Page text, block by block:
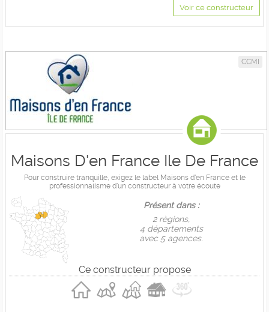
Voir ce constructeur
CCMI
Maisons D'en France Ile De France
Pour construire tranquille, exigez le label Maisons d'en France et le
professionnalisme d'un constructeur à votre écoute
Présent dans :
2 règions,
4 départements
avec 5 agences.
Ce constructeur propose